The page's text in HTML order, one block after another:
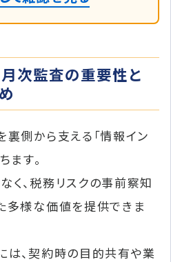
次監査の重要性と
側から支える「情報イン
ます。
く、税務リスクの事前察知
多様な価値を提供できま
は、契約時の目的共有や業